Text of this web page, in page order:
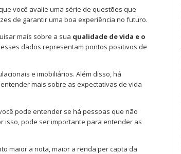
você avalie uma série de questões que
de garantir uma boa experiência no futuro.
mais sobre a sua qualidade de vida e o
esses dados representam pontos positivos de
e imobiliários. Além disso, há
mais sobre as expectativas de vida
pode entender se há pessoas que não
isso, pode ser importante para entender as
maior a nota, maior a renda per capta da